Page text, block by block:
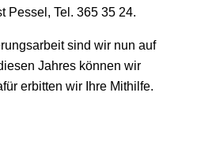
Pessel, Tel. 365 35 24.
sind wir nun auf
Jahres können wir
erbitten wir Ihre Mithilfe.